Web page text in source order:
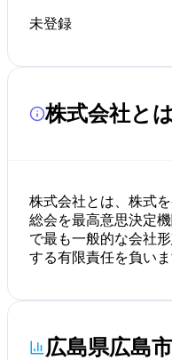
未登録
株式会社とは
株式会社とは、株式
総会を最高意思決定
で最も一般的な会社
する有限責任を負いま
広島県広島